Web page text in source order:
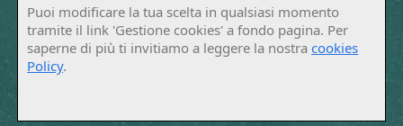
Puoi modificare la tua scelta in qualsiasi momento
tramite il link 'Gestione cookies' a fondo pagina. Per
saperne di più ti invitiamo a leggere la nostracookies
Policy.